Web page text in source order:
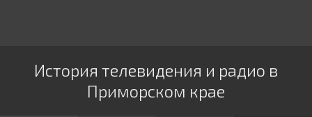
История телевидения и радио в
Приморском крае